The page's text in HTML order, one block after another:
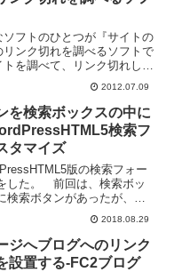
フトのひとつが『サイトの
ンク切れを調べるソフトで
を調べて、リンク切れして
エンジンなどは、...2012.07.09
を検索ボックスの中に
検索フ
タマイズ
版の検索フォー
した。 前回は、検索ボッ
検索ボタンがあったが、今
ックスの内側に検索ボタン
スタマイズをご紹介す
スタマイズ、基本的にスタ
指定...
2018.08.29
ジへブログへのリンク
設置する-FC2ブログ